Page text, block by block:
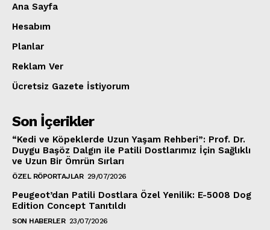
Ana Sayfa
Hesabım
Planlar
Reklam Ver
Ücretsiz Gazete İstiyorum
Son İçerikler
“Kedi ve Köpeklerde Uzun Yaşam Rehberi”: Prof. Dr.
Duygu Başöz Dalgın ile Patili Dostlarımız İçin Sağlıklı
ve Uzun Bir Ömrün Sırları
ÖZEL RÖPORTAJLAR 29/07/2026
Peugeot’dan Patili Dostlara Özel Yenilik: E-5008 Dog
Edition Concept Tanıtıldı
SON HABERLER 23/07/2026